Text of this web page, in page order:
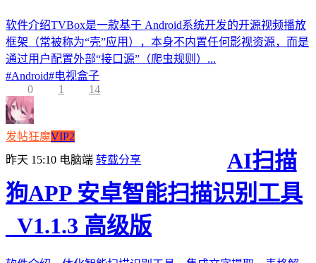
软件介绍TVBox是一款基于 Android系统开发的开源视频播放
框架（常被称为“壳”应用），本身不内置任何影视资源，而是
通过用户配置外部“接口源”（爬虫规则）...
#Android#电视盒子
0
1 14
发帖狂魔VIP2
昨天 15:10 电脑端 转载分享
AI扫描
狗APP 安卓智能扫描识别工具
_V1.1.3 高级版